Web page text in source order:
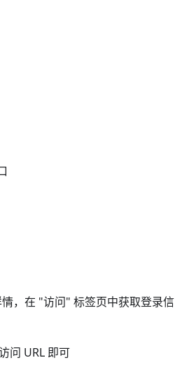
，在 "访问" 标签页中获取登录信
问 URL 即可